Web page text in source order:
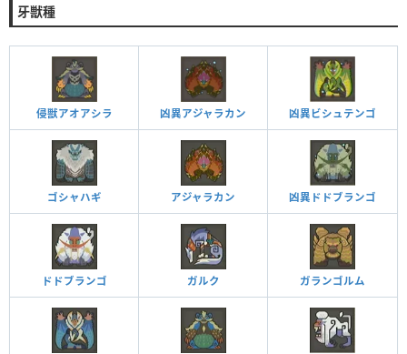
牙獣種
侵獣アオアシラ 凶異アジャラカン 凶異ビシュテンゴ
ゴシャハギ アジャラカン 凶異ドドブランゴ
ドドブランゴ ガルク ガランゴルム